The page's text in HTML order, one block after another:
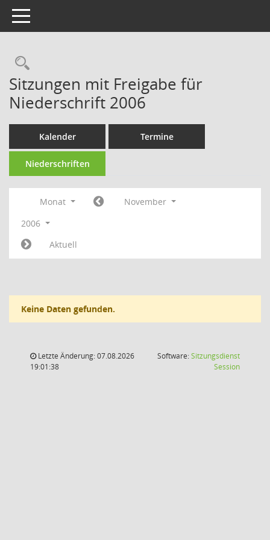
Toggle navigation
Rechercheauswahl
Sitzungen mit Freigabe für
Niederschrift 2006
Kalender Termine
Niederschriften
Monat
November
2006
Aktuell
Keine Daten gefunden.
Letzte Änderung: 07.08.2026
19:01:38
Software:Sitzungsdienst
Session(Wird in